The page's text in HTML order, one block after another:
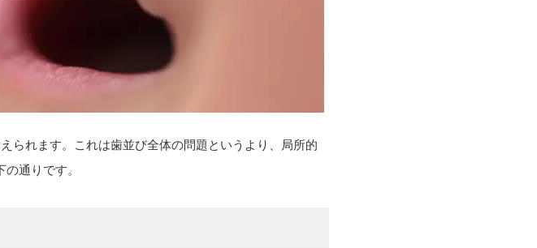
られます。これは歯並び全体の問題というより、局所的
通りです。